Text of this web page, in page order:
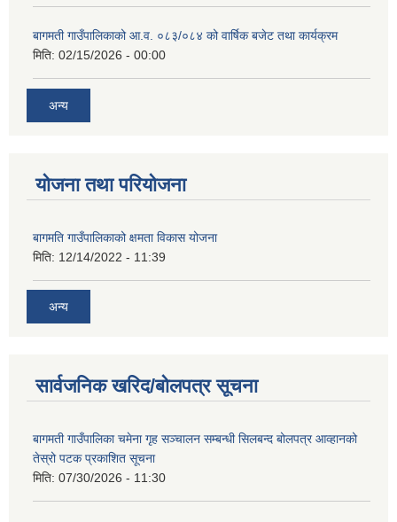
बागमती गाउँपालिकाको आ.व. ०८३/०८४ को वार्षिक बजेट तथा कार्यक्रम
मिति: 02/15/2026 - 00:00
अन्य
योजना तथा परियोजना
बागमति गाउँपालिकाको क्षमता विकास योजना
मिति: 12/14/2022 - 11:39
अन्य
सार्वजनिक खरिद/बोलपत्र सूचना
बागमती गाउँपालिका चमेना गृह सञ्चालन सम्बन्धी सिलबन्द बोलपत्र आव्हानको
तेस्रो पटक प्रकाशित सूचना
मिति: 07/30/2026 - 11:30